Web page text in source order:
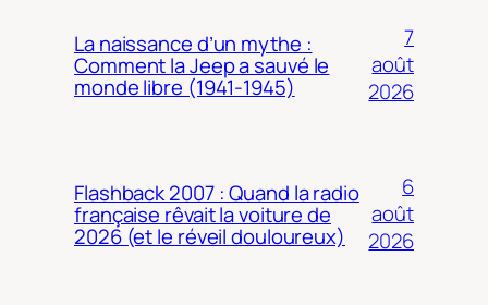
La naissance d’un mythe :
Comment la Jeep a sauvé le
monde libre (1941-1945)
7
août
2026
Flashback 2007 : Quand la radio
française rêvait la voiture de
2026 (et le réveil douloureux)
6
août
2026